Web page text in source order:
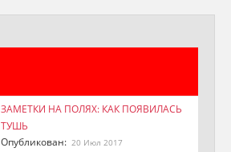
ЗАМЕТКИ НА ПОЛЯХ: КАК ПОЯВИЛАСЬ
ТУШЬ
Опубликован: 20 Июл 2017